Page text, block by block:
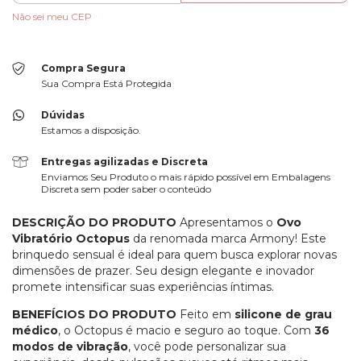
Não sei meu CEP
Compra Segura
Sua Compra Está Protegida
Dúvidas
Estamos a disposição.
Entregas agilizadas e Discreta
Enviamos Seu Produto o mais rápido possível em Embalagens
Discreta sem poder saber o conteúdo
DESCRIÇÃO DO PRODUTO Apresentamos o Ovo
Vibratório Octopus da renomada marca Armony! Este
brinquedo sensual é ideal para quem busca explorar novas
dimensões de prazer. Seu design elegante e inovador
promete intensificar suas experiências íntimas.
BENEFÍCIOS DO PRODUTO Feito em silicone de grau
médico, o Octopus é macio e seguro ao toque. Com 36
modos de vibração, você pode personalizar sua